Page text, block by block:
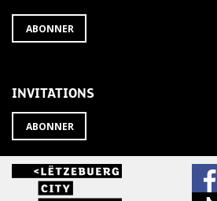
S'ABONNER
À
ABONNER
INVITATIONS
ABONNER